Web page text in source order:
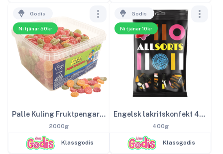
Ni tjänar 50kr
Godis
Palle Kuling Fruktpengar 2kg
2000g
Klassgodis
Ni tjänar 10kr
Godis
Engelsk lakritskonfekt 400g
400g
Klassgodis